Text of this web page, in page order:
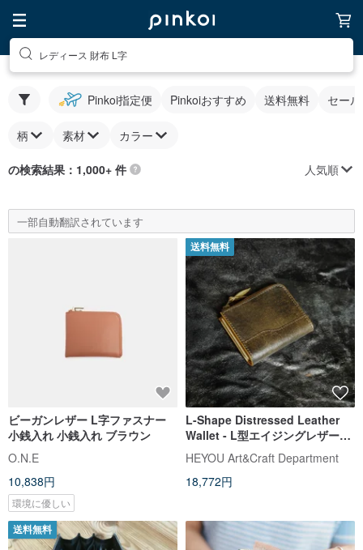
レディース 財布 L字
Pinkoi指定便 Pinkoiおすすめ 送料無料 セー
柄 素材 カラー
の検索結果：1,000+ 件 人気順
一部自動翻訳されています
ビーガンレザー L字ファスナー
小銭入れ 小銭入れ ブラウン
O.N.E
10,838円
環境に優しい
送料無料
L-Shape Distressed Leather
Wallet - L型エイジングレザーフ
ァスナーショートウォレット
HEYOU Art&Craft Department
18,772円
送料無料